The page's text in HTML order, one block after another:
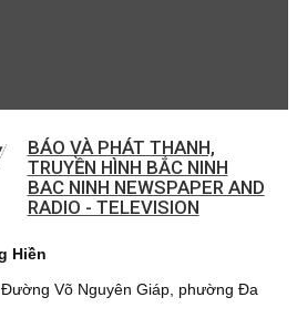
BÁO VÀ PHÁT THANH,
TRUYỀN HÌNH BẮC NINH
BAC NINH NEWSPAPER AND
RADIO - TELEVISION
Hiền
Võ Nguyên Giáp, phường Đa